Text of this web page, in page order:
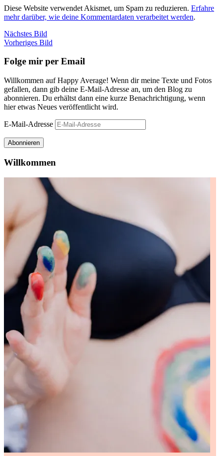
Diese Website verwendet Akismet, um Spam zu reduzieren. Erfahre
mehr darüber, wie deine Kommentardaten verarbeitet werden.
Nächstes Bild
Vorheriges Bild
Folge mir per Email
Willkommen auf Happy Average! Wenn dir meine Texte und Fotos
gefallen, dann gib deine E-Mail-Adresse an, um den Blog zu
abonnieren. Du erhältst dann eine kurze Benachrichtigung, wenn
hier etwas Neues veröffentlicht wird.
E-Mail-Adresse
Abonnieren
Willkommen